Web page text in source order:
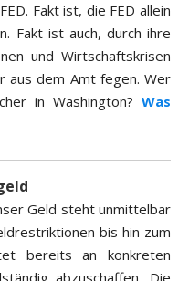
Fakt ist, die FED allein
Fakt ist auch, durch ihre
und Wirtschaftskrisen
aus dem Amt fegen. Wer
in Washington? Was
Geld steht unmittelbar
bis hin zum
bereits an konkreten